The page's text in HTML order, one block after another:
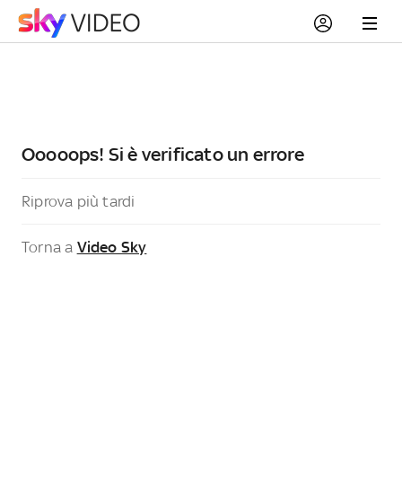
Ooooops! Si è verificato un errore
Riprova più tardi
Torna a Video Sky